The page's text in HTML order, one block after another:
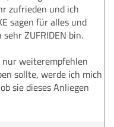
zufrieden und ich
sagen für alles und
ZUFRIDEN bin.
weiterempfehlen
sollte, werde ich mich
sie dieses Anliegen